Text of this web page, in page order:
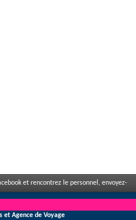
et rencontrez le personnel, envoyez-
remises et offres qui
et Agence de Voyage